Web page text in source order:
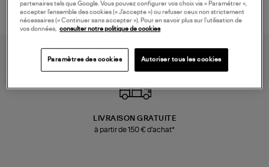
LIVRAISON GRATUITE
à partir de 150 € d'achat*
partenaires tels que Google. Vous pouvez configurer vos choix via « Paramétrer »,
accepter l’ensemble des cookies (« J’accepte ») ou refuser ceux non strictement
nécessaires (« Continuer sans accepter »). Pour en savoir plus sur l’utilisation de
vos données, consulter notre politique de cookies
Paramètres des cookies Autoriser tous les cookies